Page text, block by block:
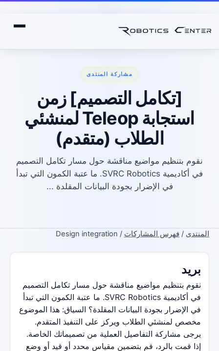
مشاركة المنتدى
[تكامل التصميم] زمن
استجابة Teleop لمنشئي
الطلاب (متقدم)
نقوم بتنظيم مواضيع مناقشة حول مسار تكامل التصميم
في أكاديمية SVRC Robotics. ما عتبة الكمون التي تبدأ
في الإضرار بجودة البيانات المقلدة ...
المنتدى / فهرس المشاركات / Design integration
بريد
نقوم بتنظيم مواضيع مناقشة حول مسار تكامل التصميم
في أكاديمية SVRC Robotics. ما عتبة الكمون التي تبدأ
في الإضرار بجودة البيانات المقلدة؟ السياق: هذا الموضوع
مخصص لمنشئي الطلاب ويركز على التنفيذ المتقدم.
يرجى مشاركة التفاصيل العملية من تصميماتك الخاصة.
إذا قمت بالرد، قم بتضمين مقياس محدد أو قيد أو وضع